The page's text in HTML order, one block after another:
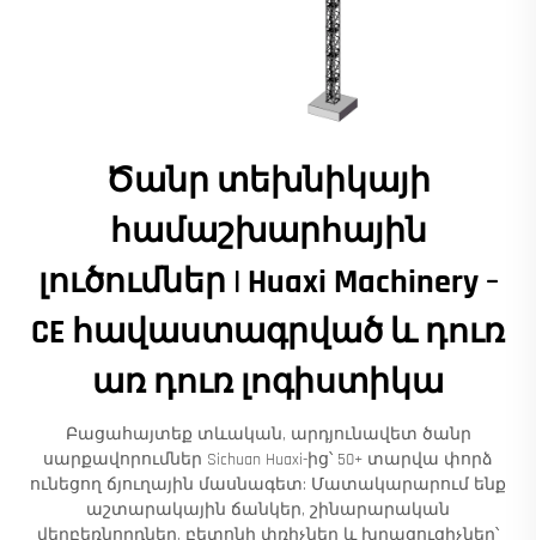
Ծանր տեխնիկայի
համաշխարհային
լուծումներ | Huaxi Machinery –
CE հավաստագրված և դուռ
առ դուռ լոգիստիկա
Բացահայտեք տևական, արդյունավետ ծանր
սարքավորումներ Sichuan Huaxi-ից՝ 50+ տարվա փորձ
ունեցող ճյուղային մասնագետ: Մատակարարում ենք
աշտարակային ճանկեր, շինարարական
վերբեռնորդներ, բետոնի փռիչներ և խրացուցիչներ՝